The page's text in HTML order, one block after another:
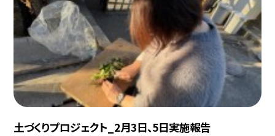
土づくりプロジェクト_2月3日、5日実施報告